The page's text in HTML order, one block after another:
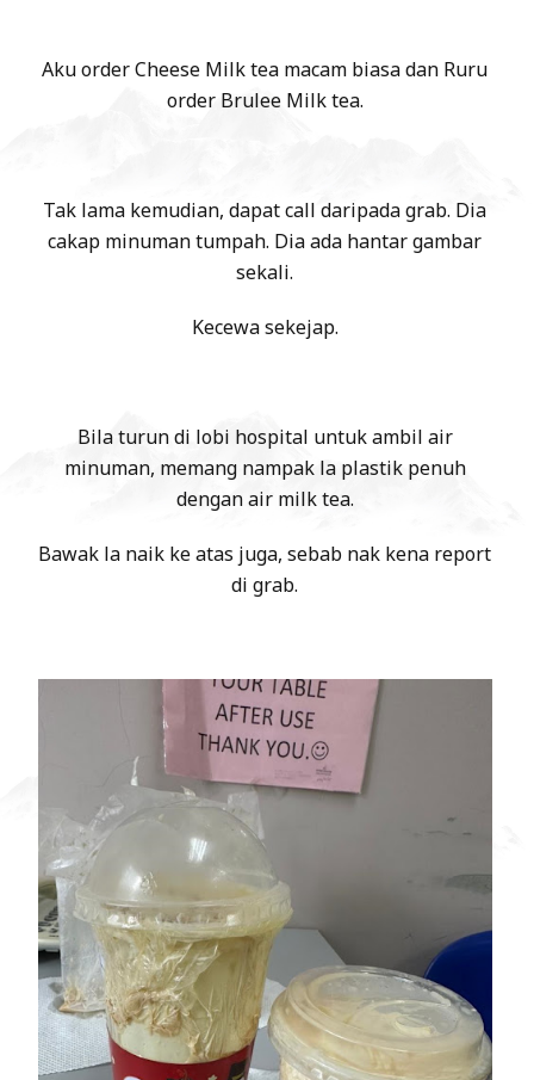
Aku order Cheese Milk tea macam biasa dan Ruru
order Brulee Milk tea.
Tak lama kemudian, dapat call daripada grab. Dia
cakap minuman tumpah. Dia ada hantar gambar
sekali.
Kecewa sekejap.
Bila turun di lobi hospital untuk ambil air
minuman, memang nampak la plastik penuh
dengan air milk tea.
Bawak la naik ke atas juga, sebab nak kena report
di grab.